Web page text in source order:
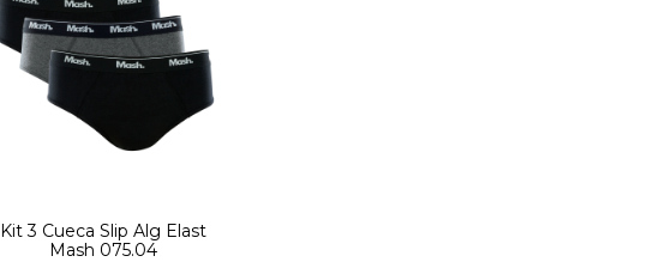
Kit 3 Cueca Slip Alg Elast
Mash 075.04